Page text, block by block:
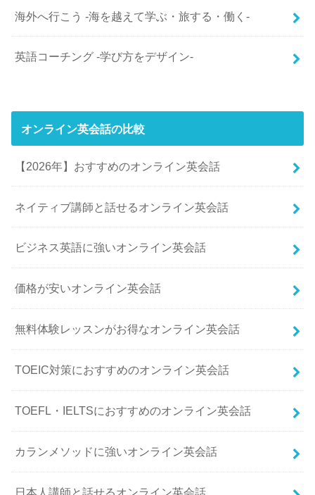
海外へ行こう -海を越えて学ぶ・旅する・働く-
英語コーチング -学び方をデザイン-
オンライン英会話の比較
【2026年】おすすめのオンライン英会話
ネイティブ講師と話せるオンライン英会話
ビジネス英語に強いオンライン英会話
価格が安いオンライン英会話
無料体験レッスンがお得なオンライン英会話
TOEIC対策におすすめのオンライン英会話
TOEFL・IELTSにおすすめのオンライン英会話
カランメソッドに強いオンライン英会話
日本人講師と話せるオンライン英会話